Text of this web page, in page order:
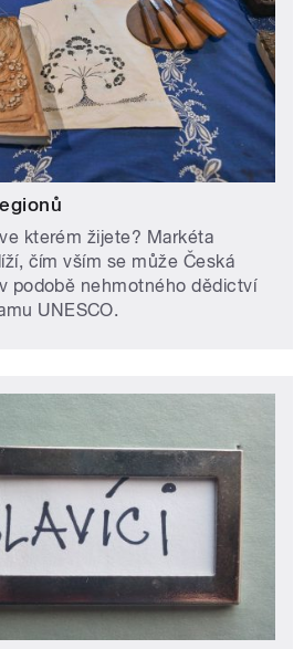
kterém žijete? Markéta
čím vším se může Česká
podobě nehmotného dědictví
UNESCO.